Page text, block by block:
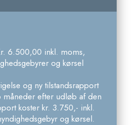
6.500,00 inkl. moms,
og kørsel
og ny tilstandsrapport
efter udløb af den
koster kr. 3.750,- inkl.
og kørsel.